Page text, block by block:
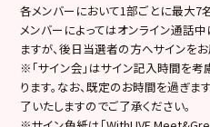
各メンバーにおいて1部ごとに最大7
メンバーによってはオンライン通話
ますが、後日当選者の方へサインを
※「サイン会」はサイン記入時間を
ります。なお、既定のお時間を過ぎ
了いたしますのでご了承ください。